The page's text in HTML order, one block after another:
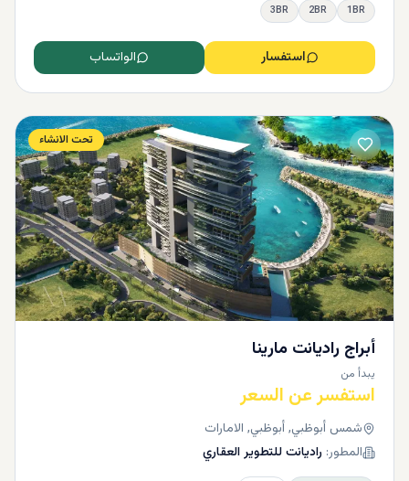
1BR
2BR
3BR
استفسار الواتساب
تحت الانشاء
أبراج راديانت مارينا
يبدأ من
استفسر عن السعر
شمس أبوظبي, أبوظبي, الامارات
المطور: راديانت للتطوير العقاري